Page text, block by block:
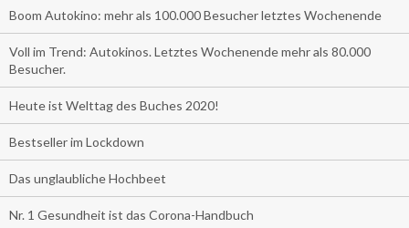
Boom Autokino: mehr als 100.000 Besucher letztes Wochenende
Voll im Trend: Autokinos. Letztes Wochenende mehr als 80.000
Besucher.
Heute ist Welttag des Buches 2020!
Bestseller im Lockdown
Das unglaubliche Hochbeet
Nr. 1 Gesundheit ist das Corona-Handbuch